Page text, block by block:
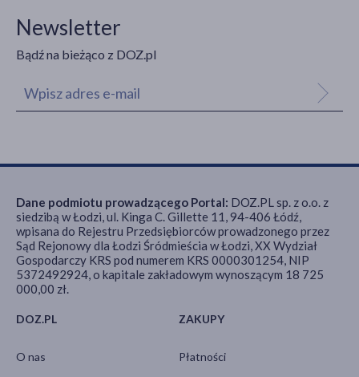
Newsletter
Bądź na bieżąco z DOZ.pl
DOZ.PL
O nas
ZAKUPY
Płatności
Dane podmiotu prowadzącego Portal: DOZ.PL sp. z o.o. z
siedzibą w Łodzi, ul. Kinga C. Gillette 11, 94-406 Łódź,
wpisana do Rejestru Przedsiębiorców prowadzonego przez
Sąd Rejonowy dla Łodzi Śródmieścia w Łodzi, XX Wydział
Gospodarczy KRS pod numerem KRS 0000301254, NIP
5372492924, o kapitale zakładowym wynoszącym 18 725
000,00 zł.